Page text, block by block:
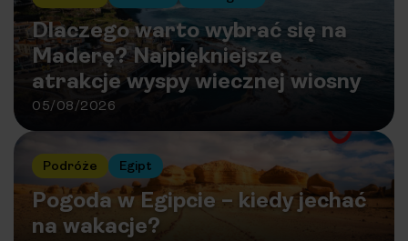
Dlaczego warto wybrać się na
Maderę? Najpiękniejsze
atrakcje wyspy wiecznej wiosny
05/08/2026
Podróże Egipt
Pogoda w Egipcie – kiedy jechać
na wakacje?